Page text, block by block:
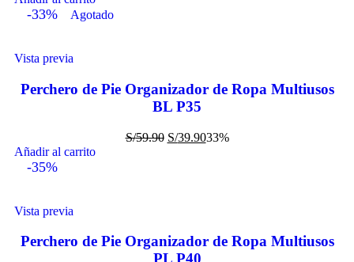
-33% Agotado
Vista previa
Perchero de Pie Organizador de Ropa Multiusos
BL P35
S/59.90 S/39.9033%
Añadir al carrito
-35%
Vista previa
Perchero de Pie Organizador de Ropa Multiusos